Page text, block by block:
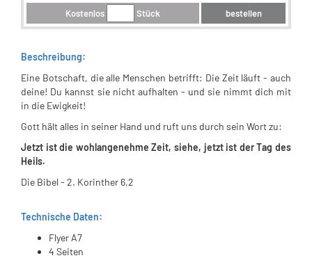
Kostenlos Stück bestellen
Beschreibung:
Eine Botschaft, die alle Menschen betrifft: Die Zeit läuft - auch
deine! Du kannst sie nicht aufhalten - und sie nimmt dich mit
in die Ewigkeit!
Gott hält alles in seiner Hand und ruft uns durch sein Wort zu:
Jetzt ist die wohlangenehme Zeit, siehe, jetzt ist der Tag des
Heils.
Die Bibel - 2. Korinther 6,2
Technische Daten:
Flyer A7
4 Seiten